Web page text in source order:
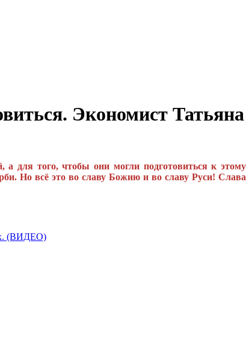
Экономист Татьяна
для того, чтобы они могли подготовиться к этому
Но всё это во славу Божию и во славу Руси! Слава